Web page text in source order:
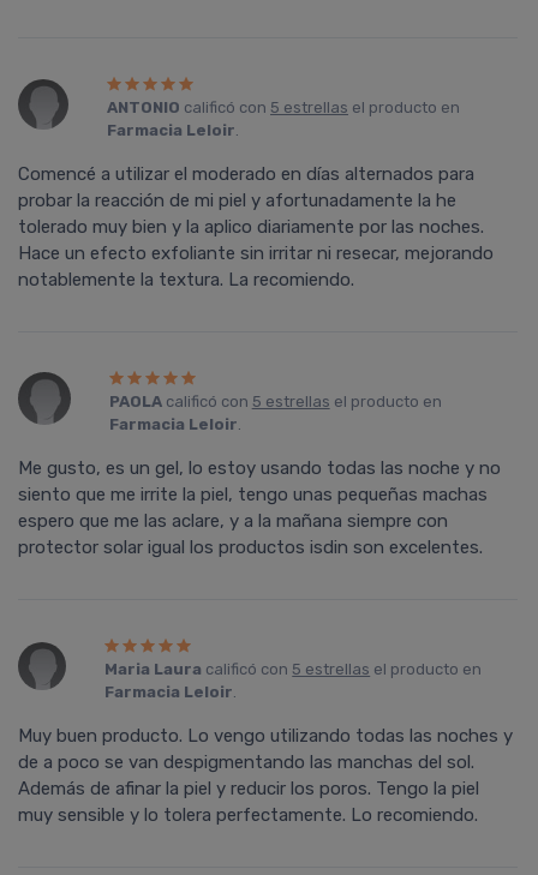
ANTONIO calificó con 5 estrellas el producto en
Farmacia Leloir.
Comencé a utilizar el moderado en días alternados para
probar la reacción de mi piel y afortunadamente la he
tolerado muy bien y la aplico diariamente por las noches.
Hace un efecto exfoliante sin irritar ni resecar, mejorando
notablemente la textura. La recomiendo.
PAOLAcalificó con 5 estrellas el producto en
Farmacia Leloir.
Me gusto, es un gel, lo estoy usando todas las noche y no
siento que me irrite la piel, tengo unas pequeñas machas
espero que me las aclare, y a la mañana siempre con
protector solar igual los productos isdin son excelentes.
Maria Laura calificó con 5 estrellas el producto en
Farmacia Leloir.
Muy buen producto. Lo vengo utilizando todas las noches y
de a poco se van despigmentando las manchas del sol.
Además de afinar la piel y reducir los poros. Tengo la piel
muy sensible y lo tolera perfectamente. Lo recomiendo.